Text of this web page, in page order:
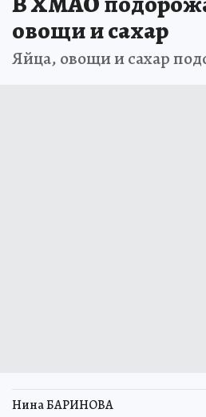
овощи и сахар
Яйца, овощи и сахар
Нина БАРИНОВА